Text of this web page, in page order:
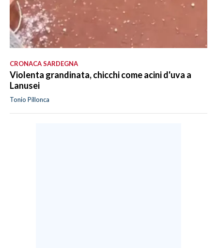
CRONACA SARDEGNA
Violenta grandinata, chicchi come acini d'uva a
Lanusei
Tonio Pillonca